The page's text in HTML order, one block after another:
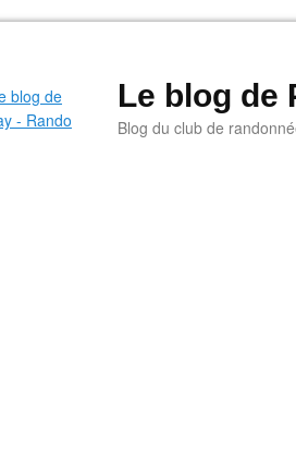
Le blog de
Blog du club de